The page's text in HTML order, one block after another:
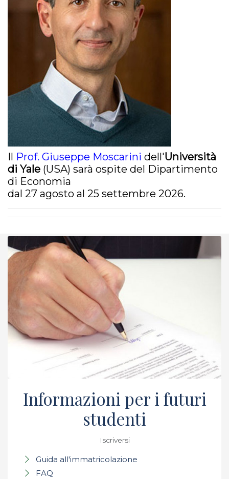
Il Prof. Giuseppe Moscarini dell'Università
di Yale (USA) sarà ospite del Dipartimento
di Economia
dal 27 agosto al 25 settembre 2026.
Informazioni per i futuri
studenti
Iscriversi
Guida all'immatricolazione
FAQ